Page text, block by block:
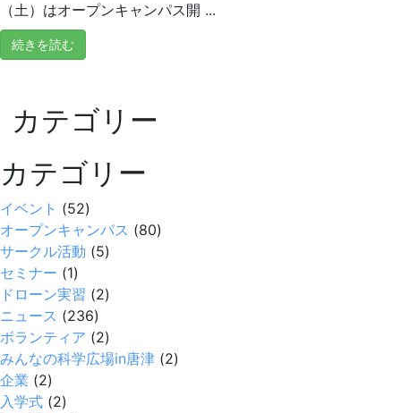
（土）はオープンキャンパス開 ...
続きを読む
カテゴリー
カテゴリー
イベント (52)
オープンキャンパス (80)
サークル活動 (5)
セミナー (1)
ドローン実習 (2)
ニュース (236)
ボランティア (2)
みんなの科学広場in唐津 (2)
企業 (2)
入学式 (2)